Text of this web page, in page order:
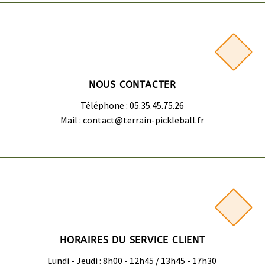
NOUS CONTACTER
Téléphone : 05.35.45.75.26
Mail : contact@terrain-pickleball.fr
HORAIRES DU SERVICE CLIENT
Lundi - Jeudi : 8h00 - 12h45 / 13h45 - 17h30